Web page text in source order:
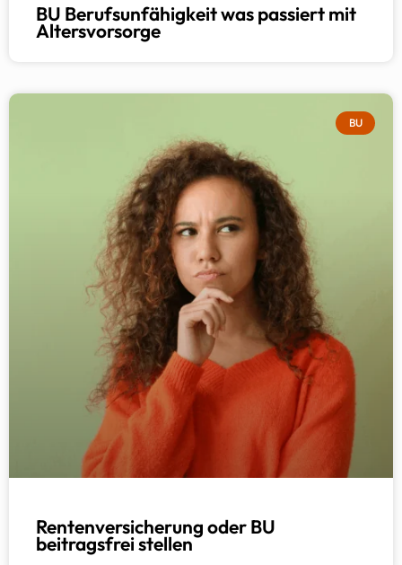
BU Berufsunfähigkeit was passiert mit
Altersvorsorge
BU
Rentenversicherung oder BU
beitragsfrei stellen